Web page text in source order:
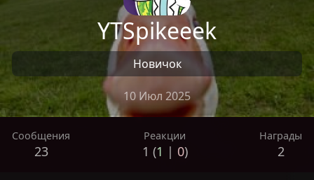
10 Июл 2025
YTSpikeeek
Новичок
Сообщения
23
Реакции
1 (1 | 0)
Награды
2